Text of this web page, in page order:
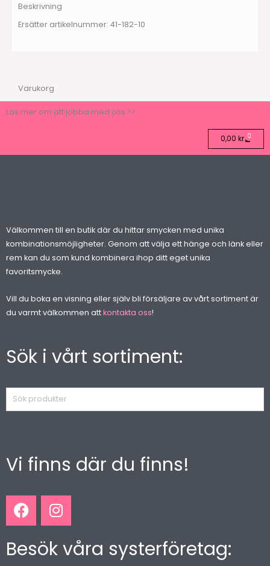
Beskrivning
Ersätter artikelnummer: 41-182-10
Varukorg
Läs mer om att jobba med oss >>
0,00 kr 0
Välkommen till en butik där du hittar smycken med unika
kombinationsmöjligheter. Genom att välja ett hänge och länk eller
rem kan du som kund kombinera ihop ditt eget unika
favoritsmycke.
Vill du boka en visning eller själv bli försäljare av vårt sortiment är
du varmt välkommen attkontakta oss!
Sök i vårt sortiment:
Sök
Vi finns där du finns!
F
a
c
e
I
n
s
t
Besök våra systerföretag: